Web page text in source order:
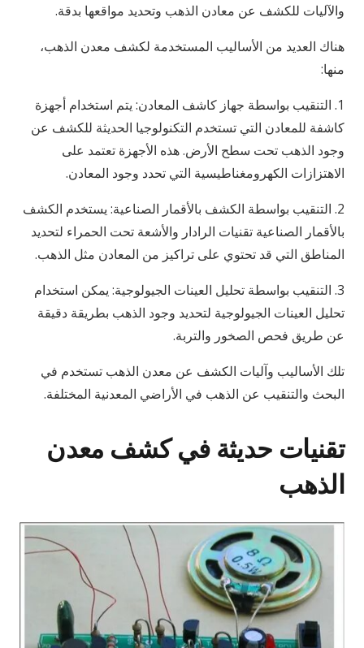
والآليات للكشف عن معادن الذهب وتحديد مواقعها بدقة.
هناك العديد من الأساليب المستخدمة لكشف معدن الذهب،
منها:
1. التنقيب بواسطة جهاز كاشف المعادن: يتم استخدام أجهزة
كاشفة للمعادن التي تستخدم التكنولوجيا الحديثة للكشف عن
وجود الذهب تحت سطح الأرض. هذه الأجهزة تعتمد على
الاهتزازات الكهرومغناطيسية التي تحدد وجود المعادن.
2. التنقيب بواسطة الكشف بالأقمار الصناعية: يستخدم الكشف
بالأقمار الصناعية تقنيات الرادار والأشعة تحت الحمراء لتحديد
المناطق التي قد تحتوي على تراكيز من المعادن مثل الذهب.
3. التنقيب بواسطة تحليل العينات الجيولوجية: يمكن استخدام
تحليل العينات الجيولوجية لتحديد وجود الذهب بطريقة دقيقة
عن طريق فحص الصخور والتربة.
تلك الأساليب وآليات الكشف عن معدن الذهب تستخدم في
البحث والتنقيب عن الذهب في الأراضي المعدنية المختلفة.
تقنيات حديثة في كشف معدن
الذهب